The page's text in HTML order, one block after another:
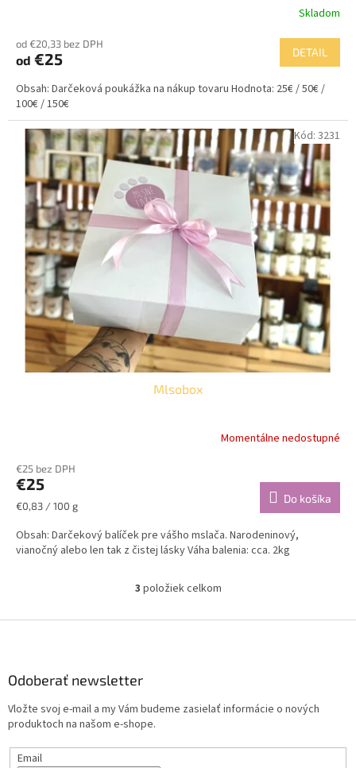
Skladom
od €20,33 bez DPH
od €25 DETAIL
Obsah: Darčeková poukážka na nákup tovaru Hodnota: 25€ / 50€ /
100€ / 150€
Mlsobox
produktu
je
5,0
z
5
hviezdičiek.
Momentálne nedostupné
€25 bez DPH
€25
Jednotková
€0,83 / 100 g
Do košíka
Obsah: Darčekový balíček pre vášho mslača. Narodeninový,
vianočný alebo len tak z čistej lásky Váha balenia: cca. 2kg
Kód: 3231
O
l
e
r
3 položiek celkom
Odoberať newsletter
Vložte svoj e-mail a my Vám budeme zasielať informácie o nových
produktoch na našom e-shope.
Email